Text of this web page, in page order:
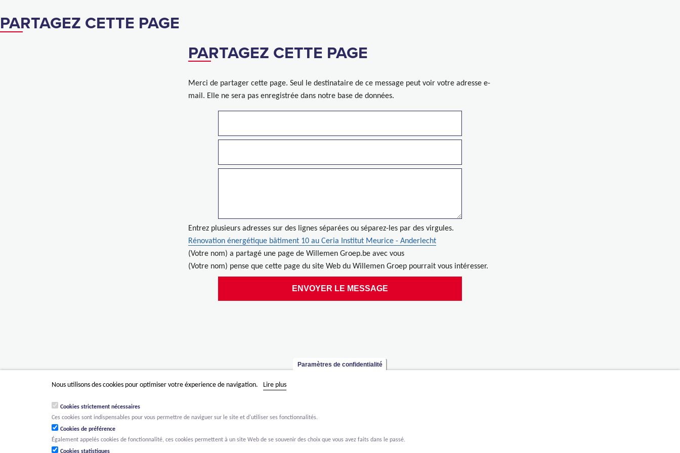
PARTAGEZ CETTE PAGE
PARTAGEZ CETTE PAGE
Merci de partager cette page. Seul le destinataire de ce message peut voir votre adresse e-
mail. Elle ne sera pas enregistrée dans notre base de données.
Entrez plusieurs adresses sur des lignes séparées ou séparez-les par des virgules.
Rénovation énergétique bâtiment 10 au Ceria Institut Meurice - Anderlecht
(Votre nom) a partagé une page de Willemen Groep.be avec vous
(Votre nom) pense que cette page du site Web du Willemen Groep pourrait vous intéresser.
Paramètres de confidentialité
Nous utilisons des cookies pour optimiser votre éxperience de navigation. Lire plus
Cookies strictement nécessaires
Ces cookies sont indispensables pour vous permettre de naviguer sur le site et d'utiliser ses fonctionnalités.
Cookies de préférence
Également appelés cookies de fonctionnalité, ces cookies permettent à un site Web de se souvenir des choix que vous avez faits dans le passé.
Cookies statistiques